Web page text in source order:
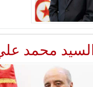
السيد محمد